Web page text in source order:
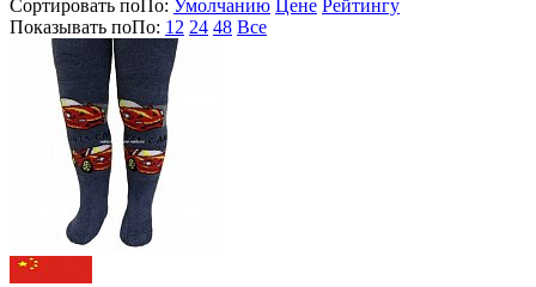
Сортировать поПо: Умолчанию Цене Рейтингу
Показывать поПо: 12 24 48 Все